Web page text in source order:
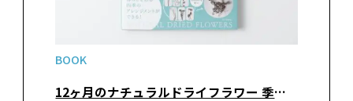
BOOK
12ヶ月のナチュラルドライフラワー 季節の花のアレンジメントBOOK